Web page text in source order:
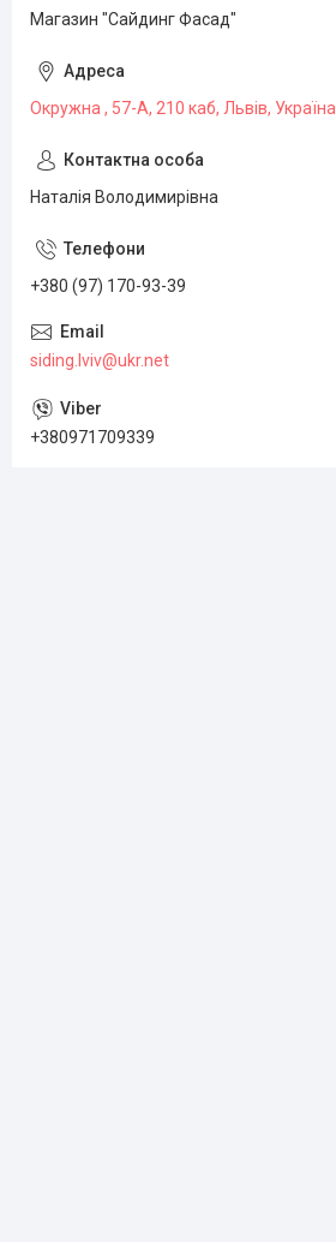
Магазин "Сайдинг Фасад"
Окружна , 57-А, 210 каб, Львів, Україна
Наталія Володимирівна
+380 (97) 170-93-39
siding.lviv@ukr.net
+380971709339